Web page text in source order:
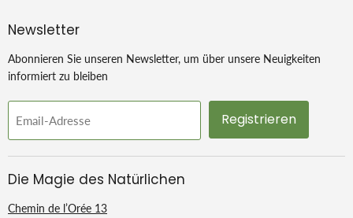
Newsletter
Abonnieren Sie unseren Newsletter, um über unsere Neuigkeiten
informiert zu bleiben
Email-Adresse Registrieren
Die Magie des Natürlichen
Chemin de l’Orée 13